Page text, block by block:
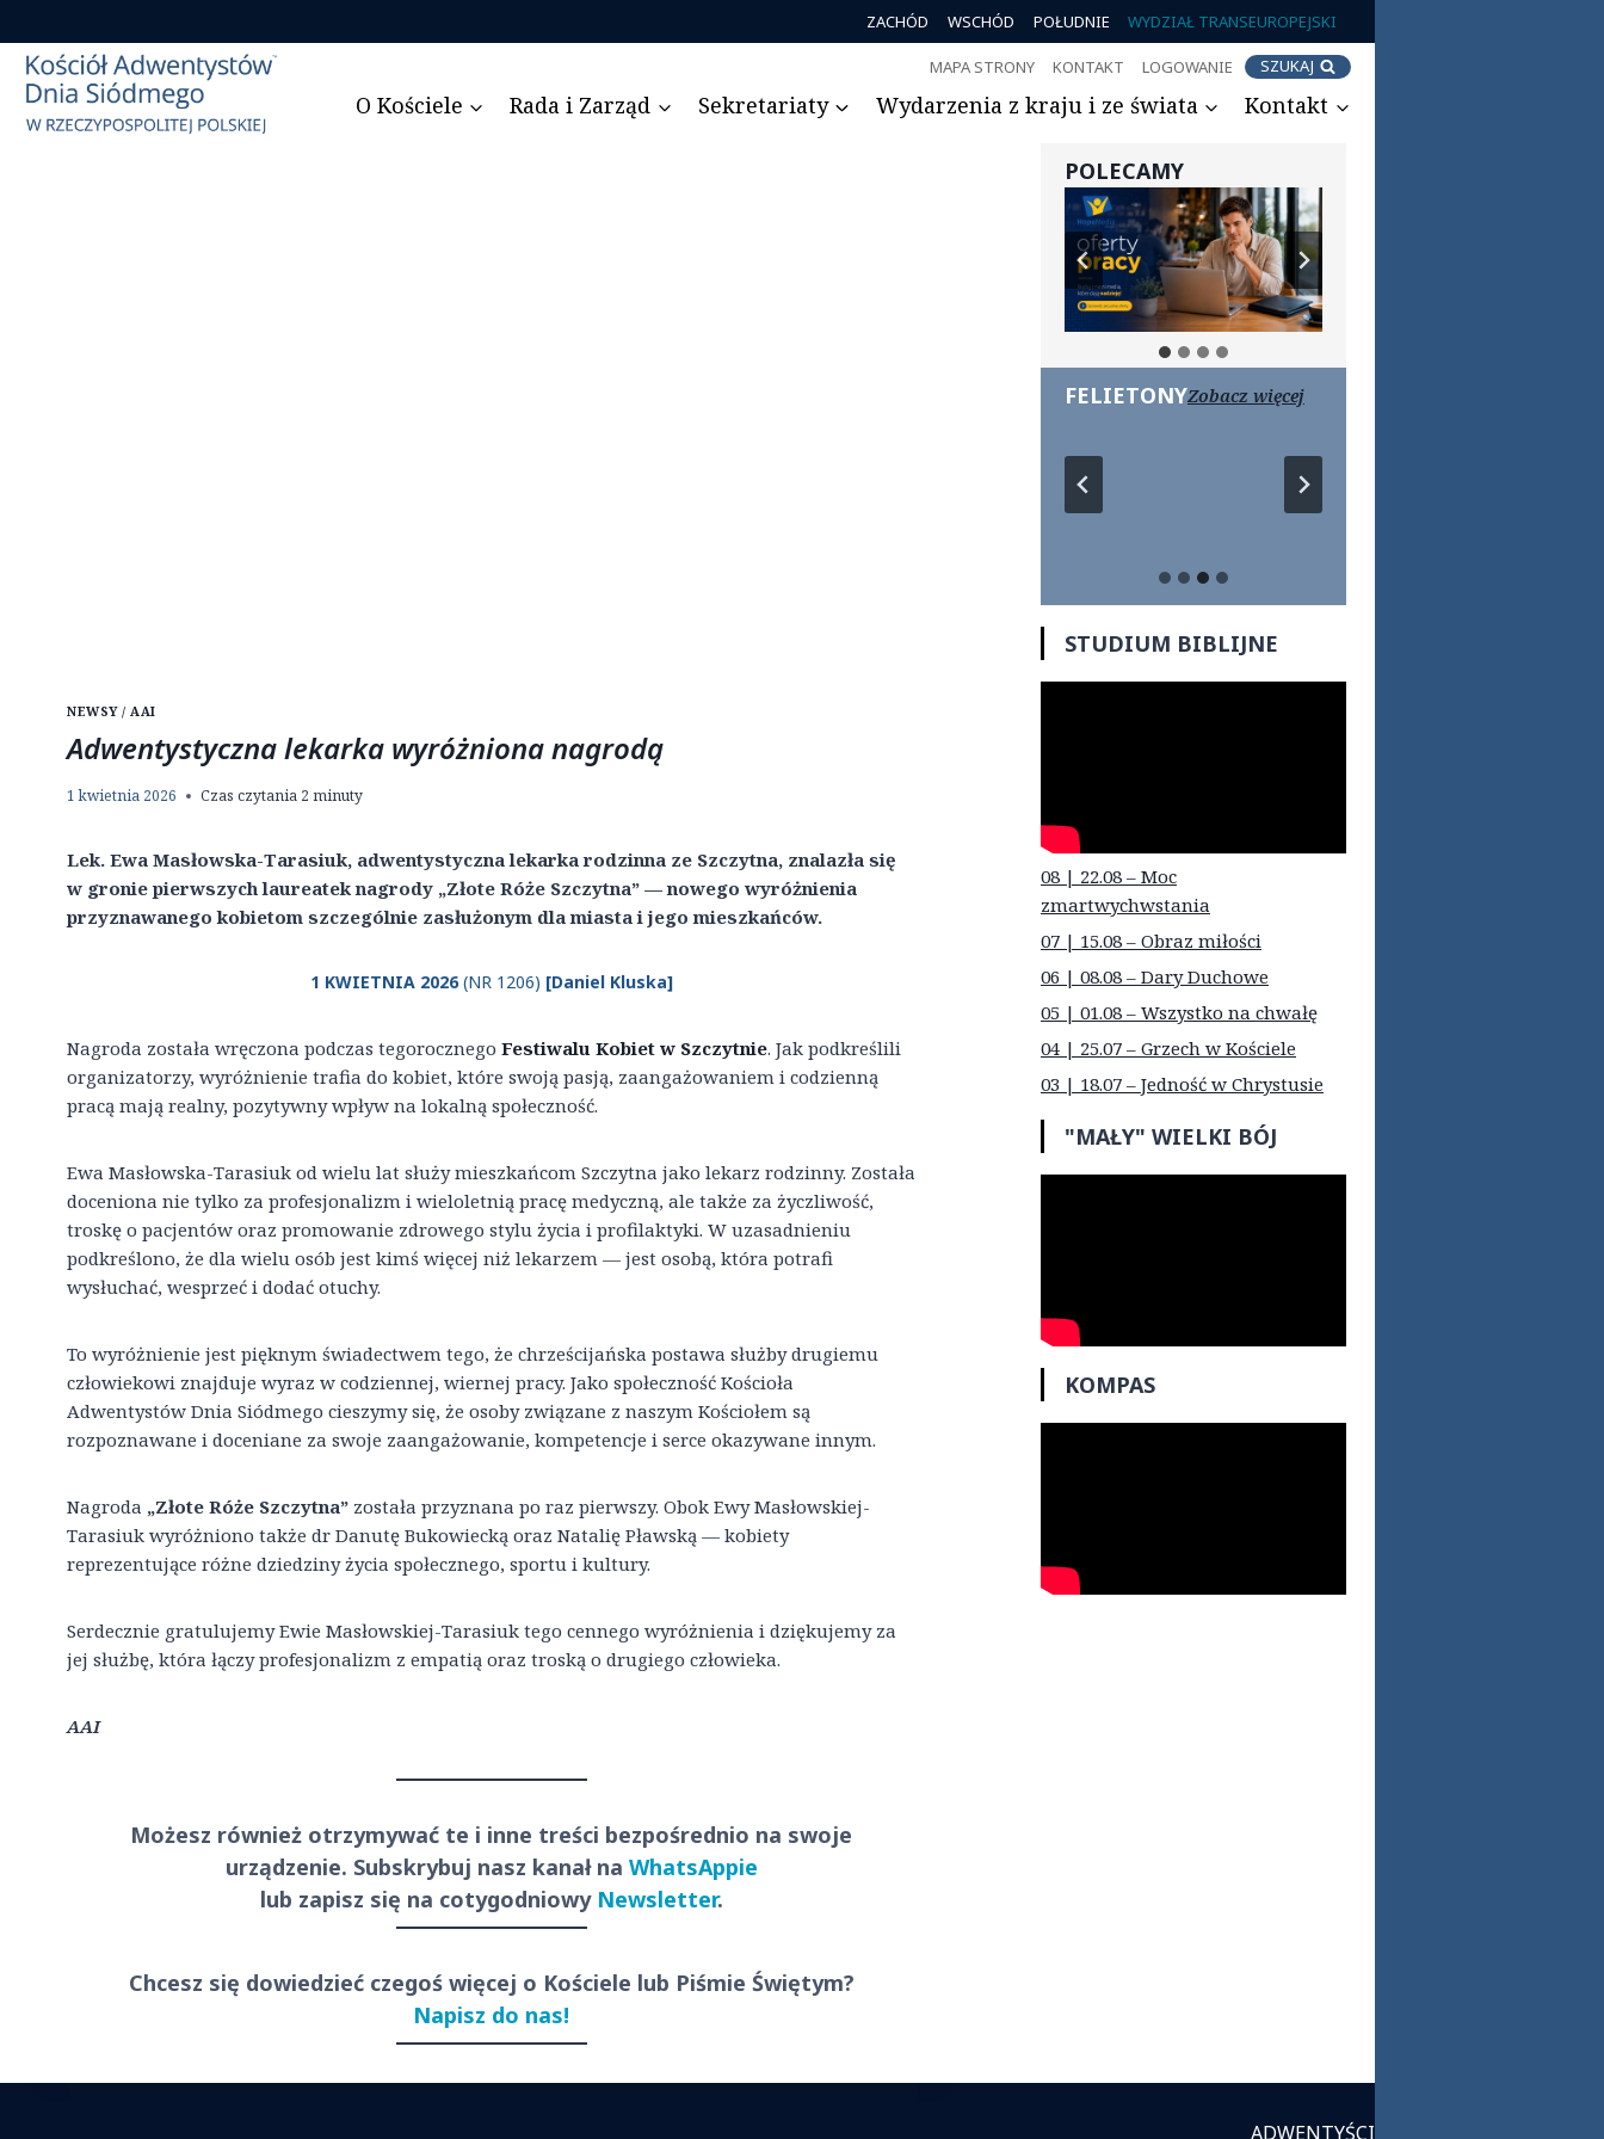
do
treści
ZACHÓD WSCHÓD POŁUDNIE WYDZIAŁ TRANSEUROPEJSKI
MAPA STRONY KONTAKT LOGOWANIE SZUKAJ
O Kościele Rada i Zarząd Sekretariaty Wydarzenia z kraju i ze świata Kontakt
NEWSY / AAI
Adwentystyczna lekarka wyróżniona nagrodą
1 kwietnia 2026 Czas czytania 2 minuty
Lek. Ewa Masłowska-Tarasiuk, adwentystyczna lekarka rodzinna ze Szczytna, znalazła się
w gronie pierwszych laureatek nagrody „Złote Róże Szczytna” — nowego wyróżnienia
przyznawanego kobietom szczególnie zasłużonym dla miasta i jego mieszkańców.
1 KWIETNIA 2026(NR 1206) [Daniel Kluska]
Nagroda została wręczona podczas tegorocznego Festiwalu Kobiet w Szczytnie. Jak podkreślili
organizatorzy, wyróżnienie trafia do kobiet, które swoją pasją, zaangażowaniem i codzienną
pracą mają realny, pozytywny wpływ na lokalną społeczność.
Ewa Masłowska-Tarasiuk od wielu lat służy mieszkańcom Szczytna jako lekarz rodzinny. Została
doceniona nie tylko za profesjonalizm i wieloletnią pracę medyczną, ale także za życzliwość,
troskę o pacjentów oraz promowanie zdrowego stylu życia i profilaktyki. W uzasadnieniu
podkreślono, że dla wielu osób jest kimś więcej niż lekarzem — jest osobą, która potrafi
wysłuchać, wesprzeć i dodać otuchy.
To wyróżnienie jest pięknym świadectwem tego, że chrześcijańska postawa służby drugiemu
człowiekowi znajduje wyraz w codziennej, wiernej pracy. Jako społeczność Kościoła
Adwentystów Dnia Siódmego cieszymy się, że osoby związane z naszym Kościołem są
rozpoznawane i doceniane za swoje zaangażowanie, kompetencje i serce okazywane innym.
Nagroda „Złote Róże Szczytna” została przyznana po raz pierwszy. Obok Ewy Masłowskiej-
Tarasiuk wyróżniono także dr Danutę Bukowiecką oraz Natalię Pławską — kobiety
reprezentujące różne dziedziny życia społecznego, sportu i kultury.
Serdecznie gratulujemy Ewie Masłowskiej-Tarasiuk tego cennego wyróżnienia i dziękujemy za
jej służbę, która łączy profesjonalizm z empatią oraz troską o drugiego człowieka.
AAI
Możesz również otrzymywać te i inne treści bezpośrednio na swoje
urządzenie. Subskrybuj nasz kanał na WhatsAppie
lub zapisz się na cotygodniowy Newsletter.
Chcesz się dowiedzieć czegoś więcej o Kościele lub Piśmie Świętym?
Napisz do nas!
POLECAMY
FELIETONYZobacz więcej
STUDIUM BIBLIJNE
08 | 22.08 – Moc
zmartwychwstania
07 | 15.08 – Obraz miłości
06 | 08.08 – Dary Duchowe
05 | 01.08 – Wszystko na chwałę
04 | 25.07 – Grzech w Kościele
03 | 18.07 – Jedność w Chrystusie
"MAŁY" WIELKI BÓJ
KOMPAS
ADWENTYŚCI